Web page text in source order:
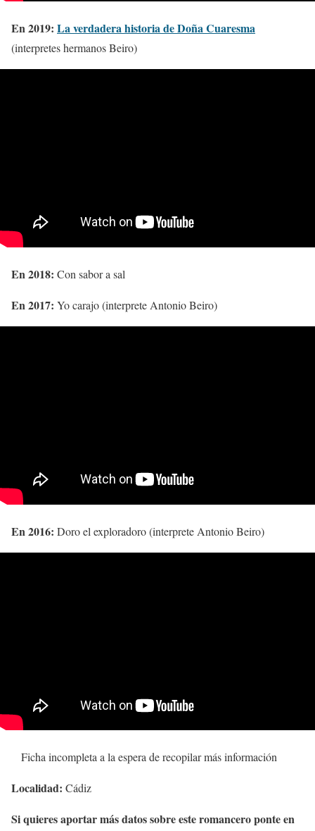
En 2019: La verdadera historia de Doña Cuaresma
(interpretes hermanos Beiro)
En 2018: Con sabor a sal
En 2017: Yo carajo (interprete Antonio Beiro)
En 2016: Doro el exploradoro (interprete Antonio Beiro)
Ficha incompleta a la espera de recopilar más información
Localidad: Cádiz
Si quieres aportar más datos sobre este romancero ponte en